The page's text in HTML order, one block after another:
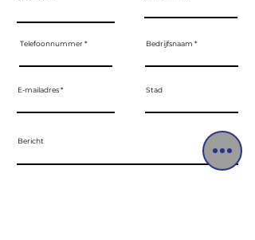
Telefoonnummer
E-mailadres
Bedrijfsnaam
Stad
Bericht